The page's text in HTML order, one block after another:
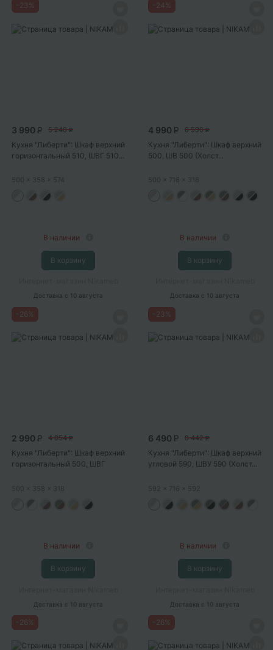
23 %
3 990 P 5 240 P
Кухня "Либерти": Шкаф верхний
горизонтальный 510, ШВГ 510...
500 x 358 x 574
В наличии
В корзину
Доставка с 10 августа
24 %
4 990 P 6 590 P
Кухня "Либерти": Шкаф верхний
500, ШВ 500 (Холст...
500 x 716 x 318
В наличии
В корзину
Доставка с 10 августа
26%
2 990 P 4 054 P
Кухня "Либерти": Шкаф верхний
горизонтальный 500, ШВГ
500 x 358 x 318
В наличии
В корзину
Доставка с 10 августа
23 %
6 490 P 8 442 P
Кухня "Либерти": Шкаф верхний
угловой 590, ШВУ 590 (Холст...
592 x 716 x 592
В наличии
В корзину
Доставка с 10 августа
26% 26%